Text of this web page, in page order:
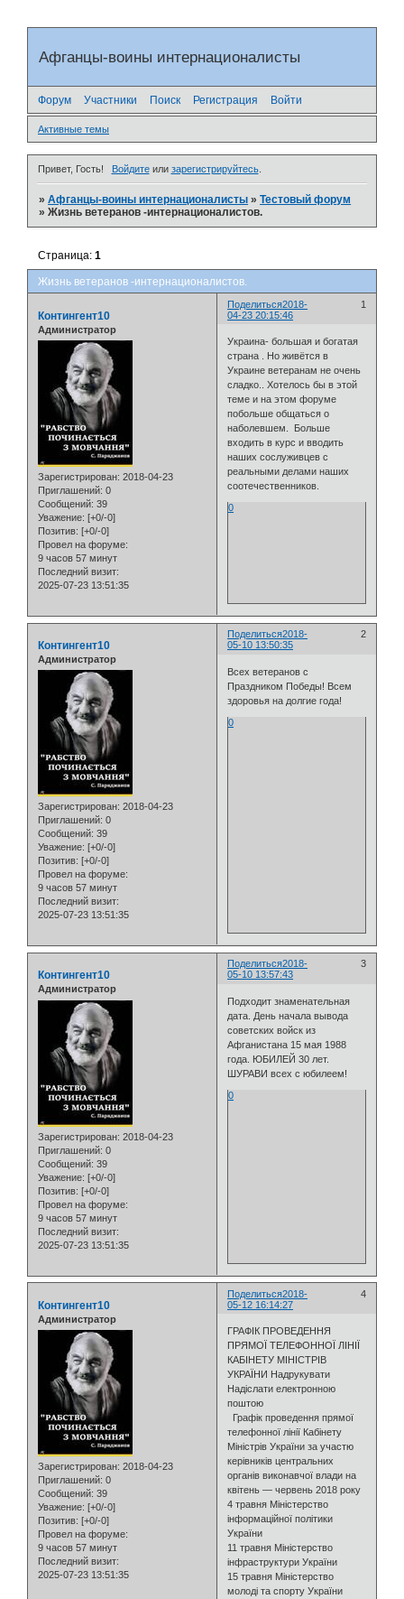
Афганцы-воины интернационалисты
Форум Участники Поиск Регистрация Войти
Активные темы
Привет, Гость! Войдитеили зарегистрируйтесь.
»Афганцы-воины интернационалисты »Тестовый форум
»Жизнь ветеранов -интернационалистов.
Жизнь ветеранов -интернационалистов.
Страница:1
Поделиться 1
2018-
04-23 20:15:46
Контингент10
Администратор
Зарегистрирован: 2018-04-23
Приглашений: 0
Сообщений: 39
Уважение: [+0/-0]
Позитив: [+0/-0]
Провел на форуме:
9 часов 57 минут
Последний визит:
2025-07-23 13:51:35
Украина- большая и богатая
страна . Но живётся в
Украине ветеранам не очень
сладко.. Хотелось бы в этой
теме и на этом форуме
побольше общаться о
наболевшем. Больше
входить в курс и вводить
наших сослуживцев с
реальными делами наших
соотечественников.
0
Поделиться 2
2018-
05-10 13:50:35
Контингент10
Администратор
Зарегистрирован: 2018-04-23
Приглашений: 0
Сообщений: 39
Уважение: [+0/-0]
Позитив: [+0/-0]
Провел на форуме:
9 часов 57 минут
Последний визит:
2025-07-23 13:51:35
Всех ветеранов с
Праздником Победы! Всем
здоровья на долгие года!
0
Поделиться 3
2018-
05-10 13:57:43
Контингент10
Администратор
Зарегистрирован: 2018-04-23
Приглашений: 0
Сообщений: 39
Уважение: [+0/-0]
Позитив: [+0/-0]
Провел на форуме:
9 часов 57 минут
Последний визит:
2025-07-23 13:51:35
Подходит знаменательная
дата. День начала вывода
советских войск из
Афганистана 15 мая 1988
года. ЮБИЛЕЙ 30 лет.
ШУРАВИ всех с юбилеем!
0
Поделиться 4
2018-
05-12 16:14:27
Контингент10
Администратор
Зарегистрирован: 2018-04-23
Приглашений: 0
Сообщений: 39
Уважение: [+0/-0]
Позитив: [+0/-0]
Провел на форуме:
9 часов 57 минут
Последний визит:
2025-07-23 13:51:35
ГРАФІК ПРОВЕДЕННЯ
ПРЯМОЇ ТЕЛЕФОННОЇ ЛІНІЇ
КАБІНЕТУ МІНІСТРІВ
УКРАЇНИ Надрукувати
Надіслати електронною
поштою
Графік проведення прямої
телефонної лінії Кабінету
Міністрів України за участю
керівників центральних
органів виконавчої влади на
квітень — червень 2018 року
4 травня Міністерство
інформаційної політики
України
11 травня Міністерство
інфраструктури України
15 травня Міністерство
молоді та спорту України